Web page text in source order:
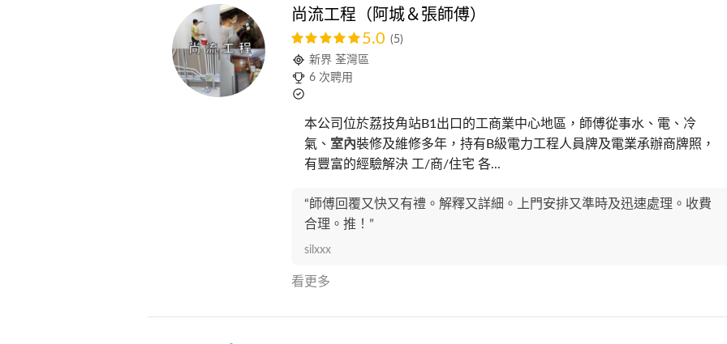
尚流工程（阿城＆張師傅）
5.0 (5)
新界 荃灣區
6 次聘用
本公司位於荔技角站B1出口的工商業中心地區，師傅從事水、電、冷
氣、 室內裝修及維修多年，持有B級電力工程人員牌及電業承辦商牌照，
有豐富的經驗解決 工/商/住宅 各...
“師傅回覆又快又有禮。解釋又詳細。上門安排又準時及迅速處理。收費
合理。推！”
silxxx
看更多